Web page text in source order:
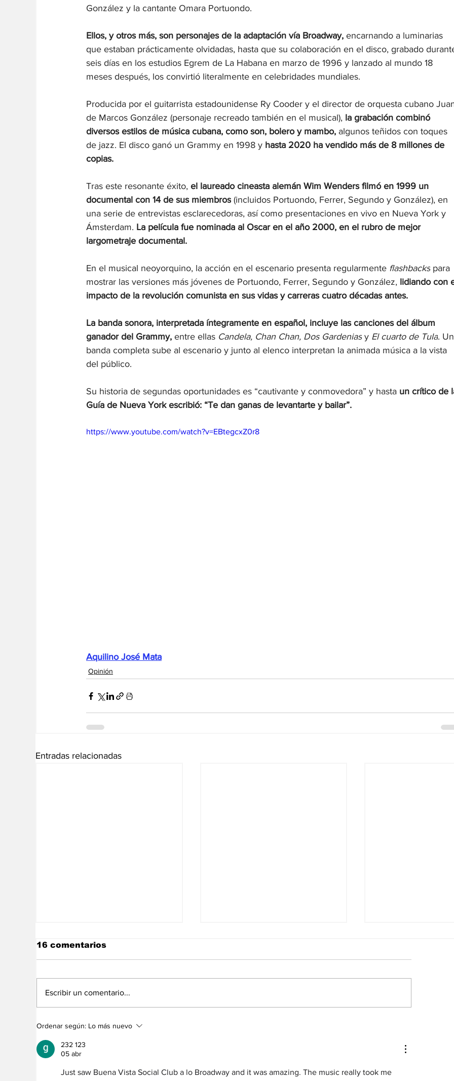
González y la cantante Omara Portuondo.
Ellos, y otros más, son personajes de la adaptación vía Broadway, encarnando a luminarias
que estaban prácticamente olvidadas, hasta que su colaboración en el disco, grabado
seis días en los estudios Egrem de La Habana en marzo de 1996 y lanzado al mundo 18
meses después, los convirtió literalmente en celebridades mundiales.
Producida por el guitarrista estadounidense Ry Cooder y el director de orquesta cubano
de Marcos González (personaje recreado también en el musical), la grabación combinó
diversos estilos de música cubana, como son, bolero y mambo, algunos teñidos con toques
de jazz. El disco ganó un Grammy en 1998 y hasta 2020 ha vendido más de 8 millones de
copias.
Tras este resonante éxito, el laureado cineasta alemán Wim Wenders filmó en 1999 un
documental con 14 de sus miembros (incluidos Portuondo, Ferrer, Segundo y González), en
una serie de entrevistas esclarecedoras, así como presentaciones en vivo en Nueva York y
Ámsterdam. La película fue nominada al Oscar en el año 2000, en el rubro de mejor
largometraje documental.
En el musical neoyorquino, la acción en el escenario presenta regularmente flashbacks para
mostrar las versiones más jóvenes de Portuondo, Ferrer, Segundo y González, lidiando con
impacto de la revolución comunista en sus vidas y carreras cuatro décadas antes.
La banda sonora, interpretada íntegramente en español, incluye las canciones del álbum
ganador del Grammy, entre ellas Candela, Chan Chan, Dos Gardenias y El cuarto de Tula.
banda completa sube al escenario y junto al elenco interpretan la animada música a la vista
del público.
Su historia de segundas oportunidades es “cautivante y conmovedora” y hasta un crítico de
Guía de Nueva York escribió: “Te dan ganas de levantarte y bailar”.
https://www.youtube.com/watch?v=EBtegcxZ0r8
Aquilino José Mata
Opinión
Entradas relacionadas
chavistas y menos aún
rodriguistas ¡Que Alá
nos proteja!”
16 comentarios
Escribir un comentario...
Ordenar según: Lo más nuevo
232 123
05 abr
Just saw Buena Vista Social Club a lo Broadway and it was amazing. The music really took me